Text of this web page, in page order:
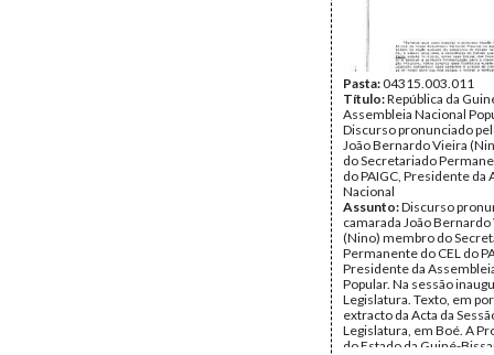
1973
Arquivo Mário
Andrade
Tipo Documental:
Página(s):10
Pasta:04315.003.011
Título:República da
Assembleia Nacional
Discurso pronunciado
João Bernardo Vieira
do Secretariado
do PAIGC, Presidente da
Nacional
Assunto:Discurso
camarada João
(Nino) membro do
Permanente do CEL do
Presidente da
Popular. Na sessão
Legislatura. Texto, em
extracto da Acta da
Legislatura, em Boé. A
do Estado da Guiné-